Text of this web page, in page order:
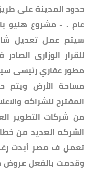
حدود المدينة على
سيتم عمل تعديل
للقرار الوزارى
مطور عقاري رئيسى
مساحة الأرض ويتم
المقترح للشراكه
من شركات التطوير
الشركه العديد من
تعمل ف مصر أبدت
وقدمت بالفعل عروض